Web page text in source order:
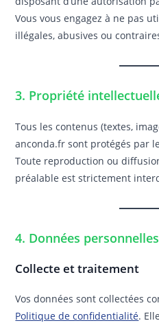
Vous vous engagez à ne pas
illégales, abusives ou
3. Propriété
Tous les contenus (textes,
anconda.fr sont protégés par
Toute reproduction ou
préalable est strictement
4. Données personnelles
Collecte et traitement
Vos données sont collectées
Politique de confidentialité.